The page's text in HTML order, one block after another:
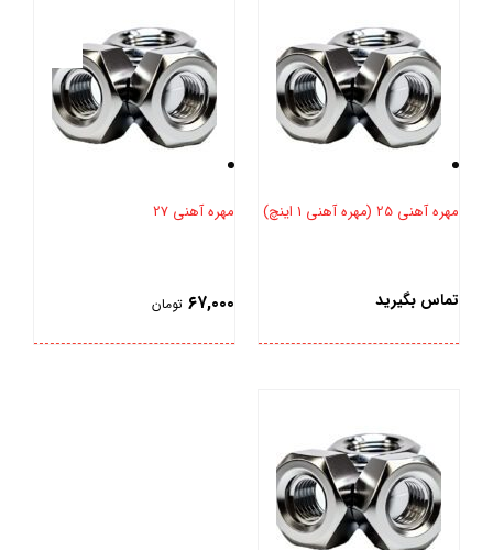
مهره آهنی 25 (مهره آهنی 1 اینچ)
تماس بگیرید
مهره آهنی 27
۶۷,۰۰۰ تومان